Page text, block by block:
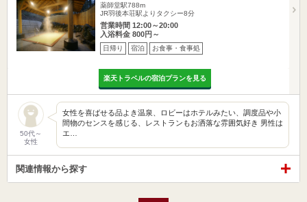
薬師堂駅788m
JR羽後本荘駅よりタクシー8分
営業時間 12:00～20:00
入浴料金 800円～
日帰り 宿泊 お食事・食事処
楽天トラベルの宿泊プランを見る
50代～
女性
女性を喜ばせる品よき温泉、ロビーはホテルみたい、調度品や小
間物のセンスを感じる、レストランもお洒落な雰囲気好き 男性は
エ…
関連情報から探す